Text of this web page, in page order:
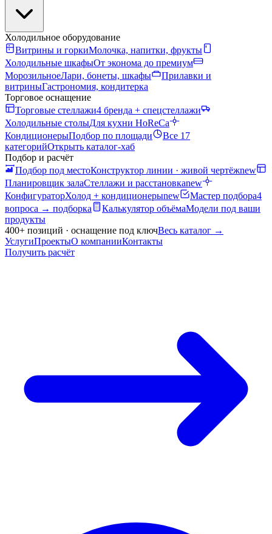
Холодильное оборудование
Витрины и горкиМолочка, напитки, фрукты
Холодильные шкафыОт эконома до премиум
МорозильноеЛари, бонеты, шкафы
Прилавки и
витриныГастрономия, кондитерка
Торговое оснащение
Торговые стеллажи4 бренда + спецстеллажи
Холодильные столыДля кухни HoReCa
КондиционерыПодбор по площади
Все 17
категорийОткрыть каталог-хаб
Подбор и расчёт
Подбор под местоКонструктор линии · живой чертёжnew
Планировщик залаСтеллажи и расстановкаnew
КонфигураторХолод + кондиционерыnew Мастер подбора4
вопроса → подборка
Калькулятор объёмаМодели под ваши
продукты
400+ позиций · оснащение под ключВесь каталог →
УслугиПроектыО компанииКонтакты
Получить расчёт